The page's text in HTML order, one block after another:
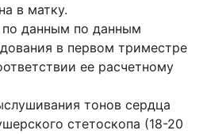
в матку.
данным по данным
в первом триместре
ее расчетному
тонов сердца
стетоскопа (18-20